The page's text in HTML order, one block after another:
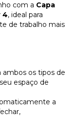
com a Capa
4, ideal para
de trabalho mais
ambos os tipos de
espaço de
a